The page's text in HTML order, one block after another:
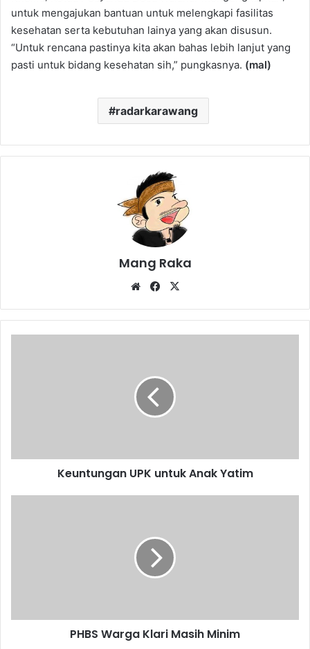
untuk mengajukan bantuan untuk melengkapi fasilitas
kesehatan serta kebutuhan lainya yang akan disusun.
“Untuk rencana pastinya kita akan bahas lebih lanjut yang
pasti untuk bidang kesehatan sih,” pungkasnya. (mal)
radarkarawang
Mang Raka
WebsiteFacebook
Keuntungan UPK untuk Anak Yatim
PHBS Warga Klari Masih Minim